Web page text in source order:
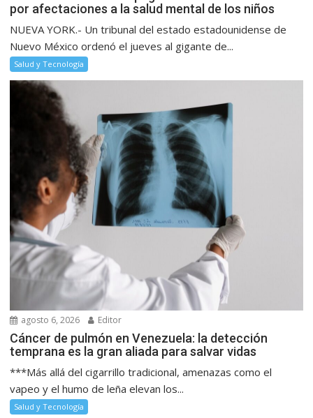
por afectaciones a la salud mental de los niños
NUEVA YORK.- Un tribunal del estado estadounidense de
Nuevo México ordenó el jueves al gigante de...
Salud y Tecnología
agosto 6, 2026 Editor
Cáncer de pulmón en Venezuela: la detección
temprana es la gran aliada para salvar vidas
***Más allá del cigarrillo tradicional, amenazas como el
vapeo y el humo de leña elevan los...
Salud y Tecnología